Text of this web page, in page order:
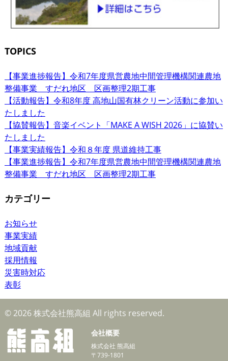
TOPICS
【事業進捗報告】令和7年度県営農地中間管理機構関連農地
整備事業 すだれ地区 区画整理2期工事
【活動報告】令和8年度 高地山国有林クリーン活動に参加い
たしました
【協賛報告】音楽イベント「MAKE A WISH 2026」に協賛い
たしました
【事業実績報告】令和８年度 県道維持工事
【事業進捗報告】令和7年度県営農地中間管理機構関連農地
整備事業 すだれ地区 区画整理2期工事
カテゴリー
お知らせ
事業実績
地域貢献
採用情報
災害時対応
表彰
© 2026 株式会社熊高組 All rights reserved.
会社概要
株式会社 熊高組
〒739-1801